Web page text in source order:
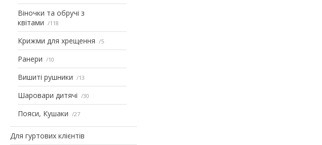
Віночки та обручі з
квітами
118
Крижми для хрещення 5
Ранери 10
Вишиті рушники 13
Шаровари дитячі 30
Пояси, Кушаки 27
Для гуртових клієнтів